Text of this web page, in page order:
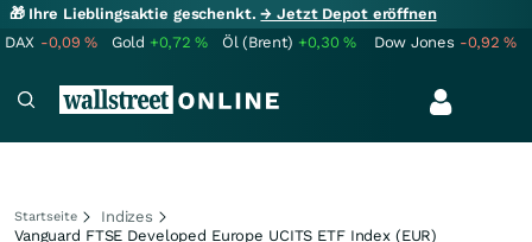
🎁 Ihre Lieblingsaktie geschenkt.→ Jetzt Depot eröffnen
DAX -0,09% Gold +0,72% Öl (Brent) +0,30% Dow Jones -0,92%
Startseite
Indizes
Vanguard FTSE Developed Europe UCITS ETF Index (EUR)